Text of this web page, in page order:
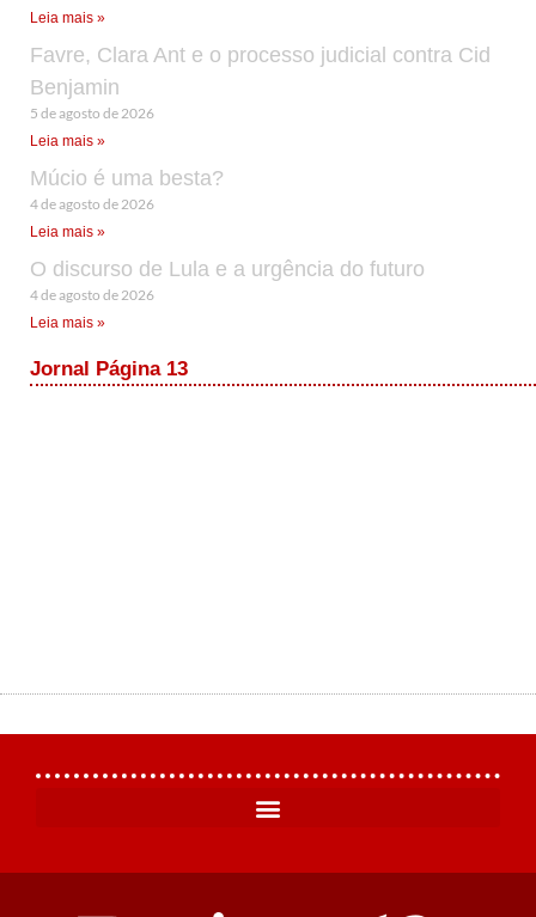
Leia mais »
Favre, Clara Ant e o processo judicial contra Cid
Benjamin
5 de agosto de 2026
Leia mais »
Múcio é uma besta?
4 de agosto de 2026
Leia mais »
O discurso de Lula e a urgência do futuro
4 de agosto de 2026
Leia mais »
Jornal Página 13